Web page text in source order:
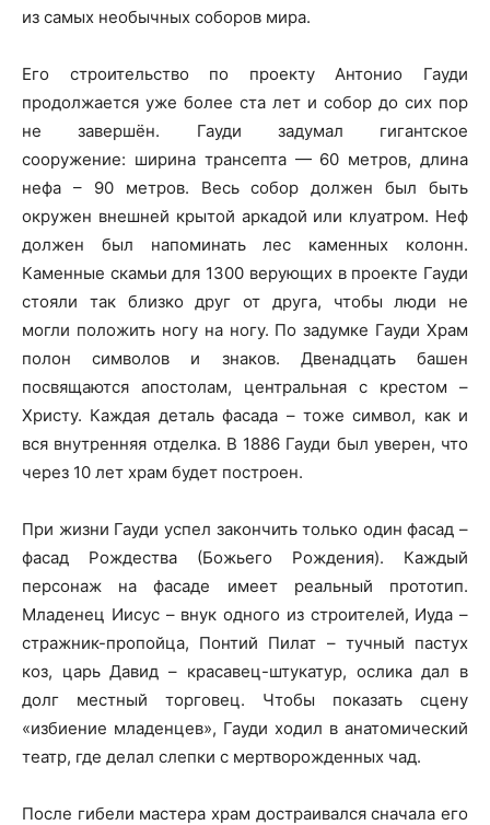
из самых необычных соборов мира.
Его строительство по проекту Антонио Гауди
продолжается уже более ста лет и собор до сих пор
не завершён. Гауди задумал гигантское
сооружение: ширина трансепта — 60 метров, длина
нефа – 90 метров. Весь собор должен был быть
окружен внешней крытой аркадой или клуатром. Неф
должен был напоминать лес каменных колонн.
Каменные скамьи для 1300 верующих в проекте Гауди
стояли так близко друг от друга, чтобы люди не
могли положить ногу на ногу. По задумке Гауди Храм
полон символов и знаков. Двенадцать башен
посвящаются апостолам, центральная с крестом –
Христу. Каждая деталь фасада – тоже символ, как и
вся внутренняя отделка. В 1886 Гауди был уверен, что
через 10 лет храм будет построен.
При жизни Гауди успел закончить только один фасад –
фасад Рождества (Божьего Рождения). Каждый
персонаж на фасаде имеет реальный прототип.
Младенец Иисус – внук одного из строителей, Иуда –
стражник-пропойца, Понтий Пилат – тучный пастух
коз, царь Давид – красавец-штукатур, ослика дал в
долг местный торговец. Чтобы показать сцену
«избиение младенцев», Гауди ходил в анатомический
театр, где делал слепки с мертворожденных чад.
После гибели мастера храм достраивался сначала его